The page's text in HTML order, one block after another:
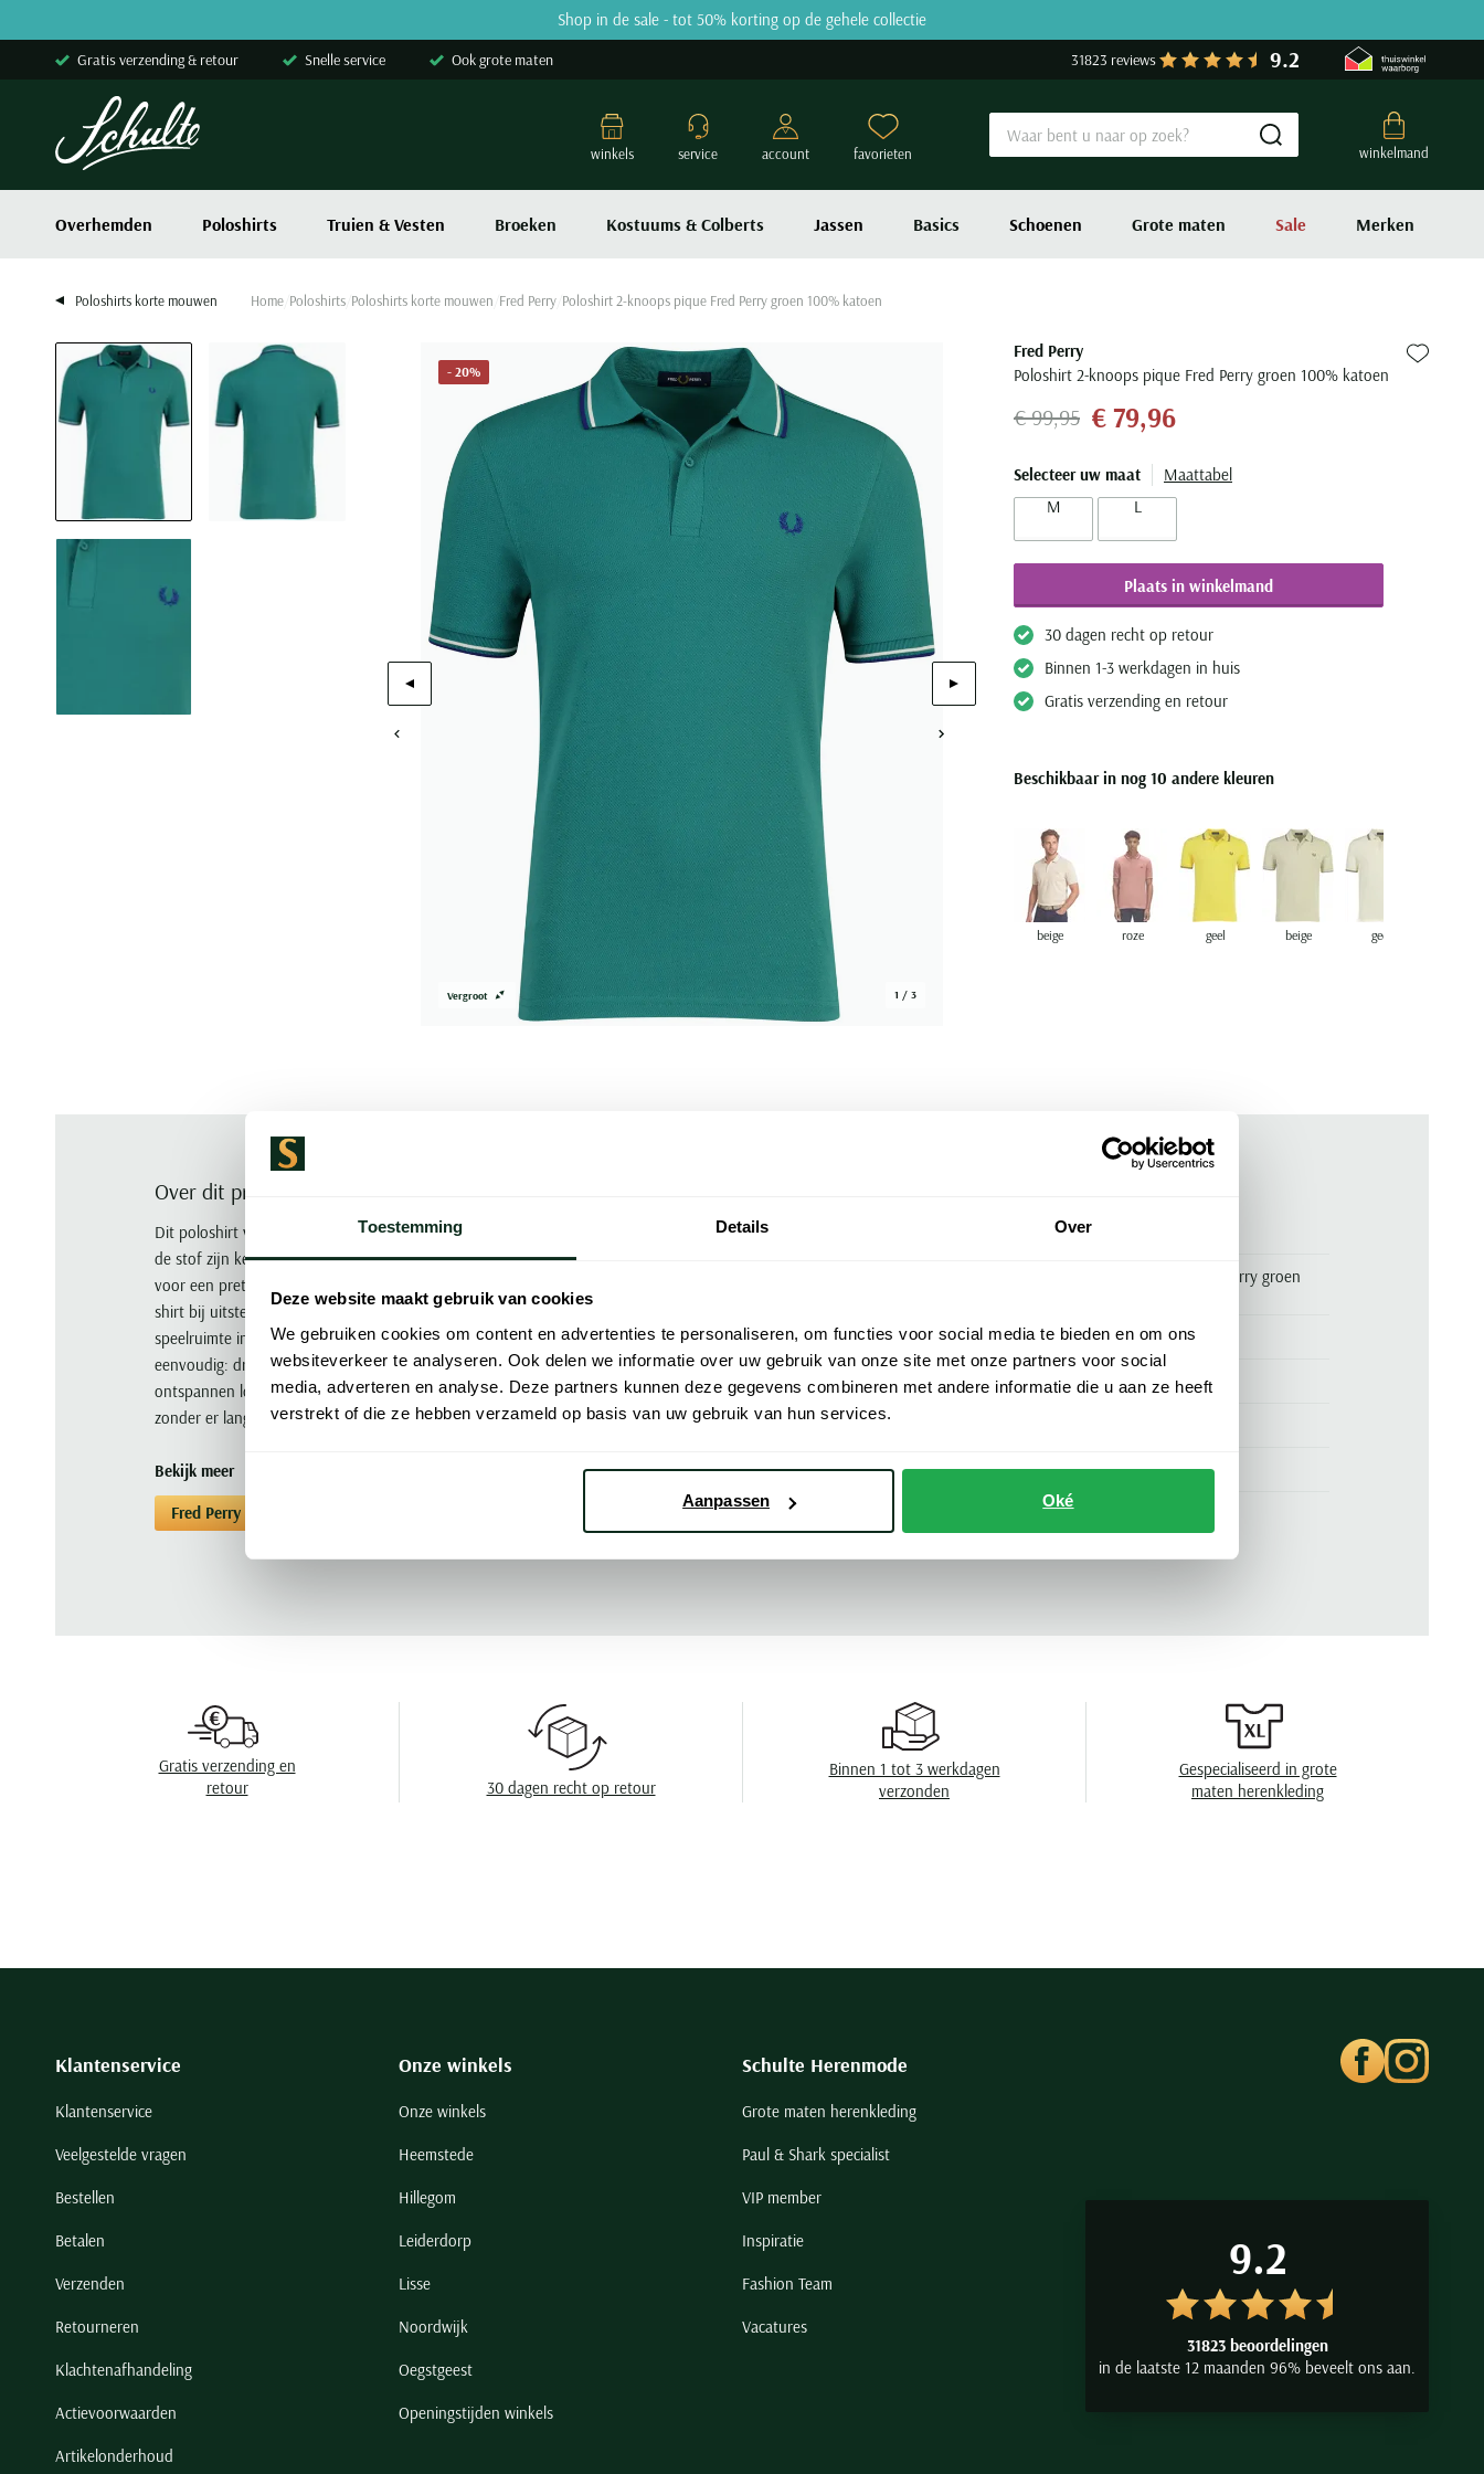
Toestemming Details Over
Deze website maakt gebruik van cookies
We gebruiken cookies om content en advertenties te personaliseren, om functies voor social media te bieden en om ons
websiteverkeer te analyseren. Ook delen we informatie over uw gebruik van onze site met onze partners voor social
media, adverteren en analyse. Deze partners kunnen deze gegevens combineren met andere informatie die u aan ze heeft
verstrekt of die ze hebben verzameld op basis van uw gebruik van hun services.
Aanpassen Oké
Shop in de sale - tot 50% korting op de gehele collectie
Gratis verzending & retour Snelle service Ook grote maten 31823 reviews 9.2
winkelmand
Submit search
Overhemden Poloshirts Truien & Vesten Broeken Kostuums & Colberts Jassen Basics Schoenen Grote maten Sale Merken
winkels service account favorieten
Poloshirts korte mouwen Home Poloshirts Poloshirts korte mouwen Fred Perry Poloshirt 2-knoops pique Fred Perry groen 100% katoen
Vergroot 1 / 3
- 20%
Fred Perry
Poloshirt 2-knoops pique Fred Perry groen 100% katoen
Zet bij
€ 99,95 € 79,96
Selecteer uw maat
Maattabel
M
L
Plaats in winkelmand
30 dagen recht op retour
Binnen 1-3 werkdagen in huis
Gratis verzending en retour
Beschikbaar in nog 10 andere kleuren
beige roze geel beige geel
Over dit product
Dit poloshirt van Fred Perry is gemaakt van 100% katoen in een heerlijke piqué structuur, wat
de stof zijn kenmerkende textuur en goede ademend vermogen geeft. De normale fit zorgt
voor een prettige pasvorm die niet te ruim en niet te nauw zit, en de korte mouw maakt het
shirt bij uitstek geschikt voor de zomer. Met twee knopen aan de kraag heb je wat
speelruimte in hoe je het draagt, open of dicht. Het effen ontwerp maakt combineren
eenvoudig: draag het op een chino of een lichte zomerbroek voor een verzorgde maar
ontspannen look. Een poloshirt dat je gewoon pakt als het warm is en je er goed uit wilt zien
zonder er lang over na te denken.
Bekijk meer
Fred Perry Poloshirts korte mouwen Fred Perry
00173495
Poloshirt 2-knoops pique Fred Perry groen
Merk Fred Perry
Materiaal 100% katoen
Pasvorm
Kleur groen
korte mouw
Leveranciers nr. M3600-03B
Wasvoorschriften 40°C was, niet in de droger, strijken op
middelhoge temperatuur, chemish reinigen
Meer kenmerken
Gratis verzending en
retour
30 dagen recht op retour
Binnen 1 tot 3 werkdagen
verzonden
Gespecialiseerd in grote
maten herenkleding
Klantenservice
Klantenservice
Veelgestelde vragen
Bestellen
Betalen
Verzenden
Retourneren
Klachtenafhandeling
Actievoorwaarden
Artikelonderhoud
Onze winkels
Onze winkels
Heemstede
Hillegom
Leiderdorp
Lisse
Noordwijk
Oegstgeest
Openingstijden winkels
Schulte Herenmode
Grote maten herenkleding
Paul & Shark specialist
VIP member
Inspiratie
Fashion Team
Vacatures
9.2
31823 beoordelingen
in de laatste 12 maanden 96% beveelt ons aan.